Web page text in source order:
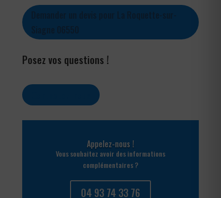
Posez vos questions !
Appelez-nous !
Vous souhaitez avoir des informations
complémentaires ?
04 93 74 33 76